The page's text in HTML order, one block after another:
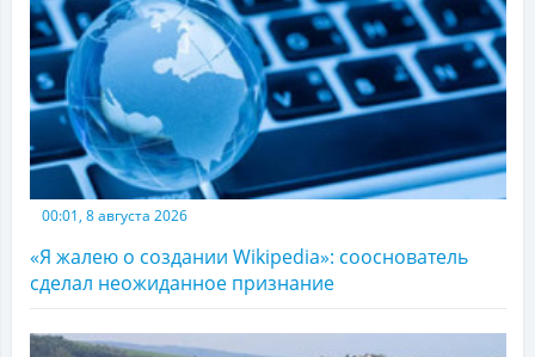
00:01, 8 августа 2026
«Я жалею о создании Wikipedia»: сооснователь
сделал неожиданное признание